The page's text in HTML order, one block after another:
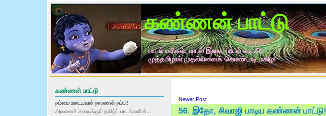
கண்ணன் பாட்டு
பாடல் வரிகள், பாடல் இசை, பாடல் காட்சி!
முத்தமிழால் முதல்வனைக் கொண்டாடி மகிழ!
கண்ணன் பாட்டு
நம்மை உடையவன் நாரணன் நம்பி!
அவனைச் சுவைக்கும் தமிழ்ப் பாடல்களின்...
Newer Post
56. இதோ, சிவாஜி பாடிய கண்ணன் பாட்டு!